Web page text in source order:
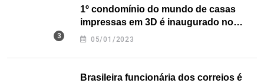
1º condomínio do mundo de casas
impressas em 3D é inaugurado no
Texas
05/01/2023
Brasileira funcionária dos correios é